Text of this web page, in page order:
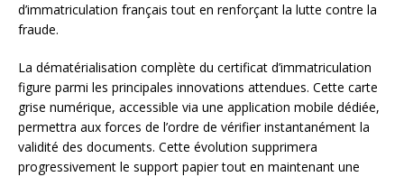
d’immatriculation français tout en renforçant la lutte contre la
fraude.
La dématérialisation complète du certificat d’immatriculation
figure parmi les principales innovations attendues. Cette carte
grise numérique, accessible via une application mobile dédiée,
permettra aux forces de l’ordre de vérifier instantanément la
validité des documents. Cette évolution supprimera
progressivement le support papier tout en maintenant une